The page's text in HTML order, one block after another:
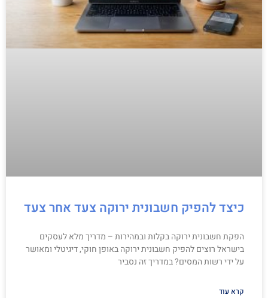
כיצד להפיק חשבונית ירוקה צעד אחר צעד
הפקת חשבונית ירוקה בקלות ובמהירות – מדריך מלא לעסקים
בישראל רוצים להפיק חשבונית ירוקה באופן חוקי, דיגיטלי ומאושר
על ידי רשות המסים? במדריך זה נסביר
קרא עוד